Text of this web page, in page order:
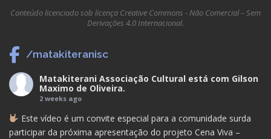
Conteúdo licenciado sob licença Creative Commons - Não Comercial – Sem
Derivações 4.0 Internacional.
/matakiteranisc
Matakiterani Associação Cultural está com Gilson
Maximo de Oliveira.
2 weeks ago
Este vídeo é um convite especial para a comunidade surda
participar da próxima apresentação do projeto Cena Viva –